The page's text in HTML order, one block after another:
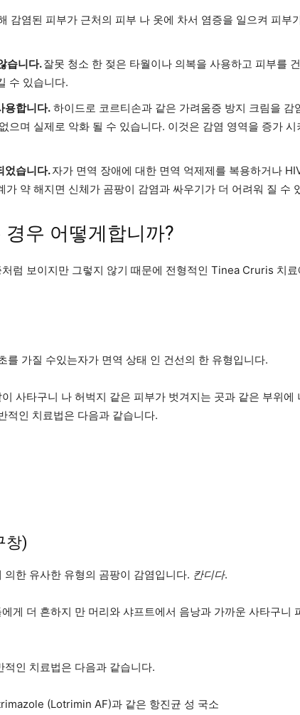
감염된 피부가 근처의 피부 나 옷에 차서 염증을 일으켜 피부
습니다.잘못 청소 한 젖은 타월이나 의복을 사용하고 피부를
수 있습니다.
용합니다. 하이드로 코르티손과 같은 가려움증 방지 크림을 감
으며 실제로 악화 될 수 있습니다. 이것은 감염 영역을 증가
었습니다.자가 면역 장애에 대한 면역 억제제를 복용하거나
가 약 해지면 신체가 곰팡이 감염과 싸우기가 더 어려워 질 수
경우 어떻게합니까?
럼 보이지만 그렇지 않기 때문에 전형적인 Tinea Cruris 치
를 가질 수있는자가 면역 상태 인 건선의 한 유형입니다.
사타구니 나 허벅지 같은 피부가 벗겨지는 곳과 같은 부위에
적인 치료법은 다음과 같습니다.
창)
의한 유사한 유형의 곰팡이 감염입니다. 칸디다.
게 더 흔하지 만 머리와 샤프트에서 음낭과 가까운 사타구니
적인 치료법은 다음과 같습니다.
(Lotrimin AF)과 같은 항진균 성 국소